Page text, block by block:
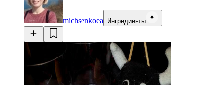
michsenkoea Ингредиенты